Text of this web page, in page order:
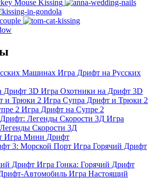
Игра Дрифт на Русских
Игра Охотники на Дрифт 3D
Игра Супра Дрифт и Трюки 2
Игра Дрифт на Супре 2
Игра
Скорости 3Д
Игра Мини Дрифт
Игра Горячий Дрифт
Игра Гонка: Горячий Дрифт
Игра Настоящий